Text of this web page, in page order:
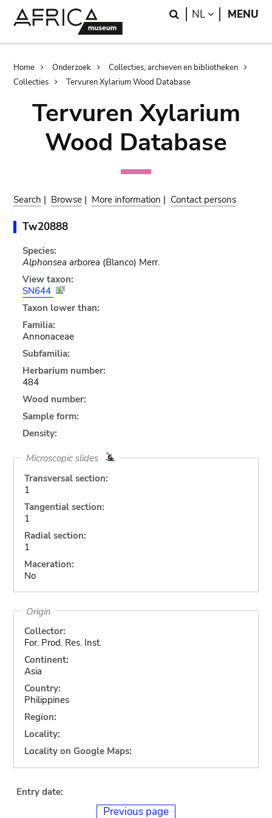
Search
NL LANGUAGE
MENU
Breadcrumb
Home Onderzoek
Collecties, archieven en bibliotheken
Collecties
Tervuren Xylarium Wood Database
Tervuren Xylarium
Wood Database
Search | Browse | More information | Contact persons
Tw20888
Species:
Alphonsea arborea (Blanco) Merr.
View taxon:
SN644
Taxon lower than:
Familia:
Annonaceae
Subfamilia:
Herbarium number:
484
Wood number:
Sample form:
Density:
Microscopic slides
Transversal section:
1
Tangential section:
1
Radial section:
1
Maceration:
No
Origin
Collector:
For. Prod. Res. Inst.
Continent:
Asia
Country:
Philippines
Region:
Locality:
Locality on Google Maps:
Entry date:
Previous page